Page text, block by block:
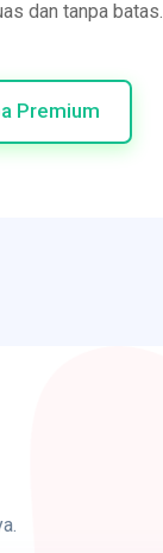
dan tanpa batas.
Premium